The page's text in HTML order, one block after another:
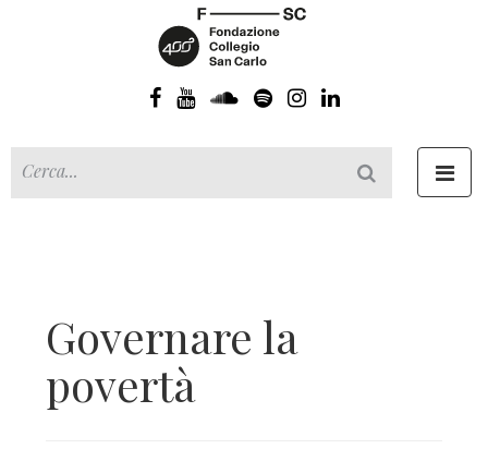
Governare la
povertà